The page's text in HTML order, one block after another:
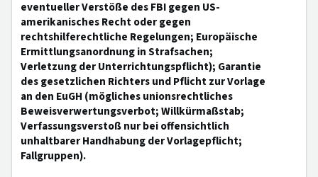
eventueller Verstöße des FBI gegen US-
amerikanisches Recht oder gegen
rechtshilferechtliche Regelungen; Europäische
Ermittlungsanordnung in Strafsachen;
Verletzung der Unterrichtungspflicht); Garantie
des gesetzlichen Richters und Pflicht zur Vorlage
an den EuGH (mögliches unionsrechtliches
Beweisverwertungsverbot; Willkürmaßstab;
Verfassungsverstoß nur bei offensichtlich
unhaltbarer Handhabung der Vorlagepflicht;
Fallgruppen).